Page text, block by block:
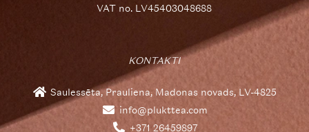
VAT no. LV45403048688
KONTAKTI
Saulessēta, Prauliena, Madonas novads, LV-4825
info@plukttea.com
+371 26459897